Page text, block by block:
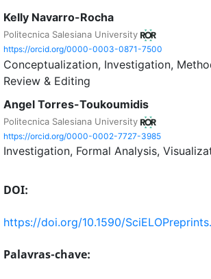
Kelly Navarro-Rocha
Politecnica Salesiana University
https://orcid.org/0000-0003-0871-7500
Conceptualization Investigation
Review & Editing
Angel Torres-Toukoumidis
Politecnica Salesiana University
https://orcid.org/0000-0002-7727-3985
Investigation Formal Analysis
DOI:
https://doi.org/10.1590/
Palavras-chave: